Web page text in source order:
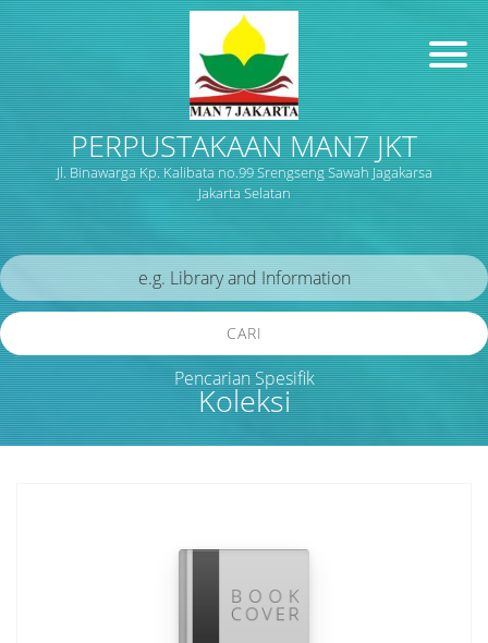
PERPUSTAKAAN MAN7 JKT
Jl. Binawarga Kp. Kalibata no.99 Srengseng Sawah Jagakarsa
Jakarta Selatan
Koleksi
CARI
Pencarian Spesifik